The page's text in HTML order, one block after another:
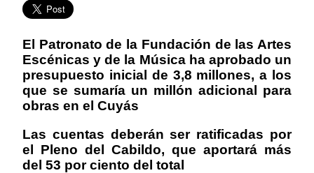
El Patronato de la Fundación de las Artes
Escénicas y de la Música ha aprobado un
presupuesto inicial de 3,8 millones, a los
que se sumaría un millón adicional para
obras en el Cuyás
Las cuentas deberán ser ratificadas por
el Pleno del Cabildo, que aportará más
del 53 por ciento del total